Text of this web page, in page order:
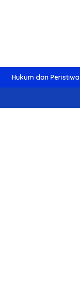
Hukum dan Peristiwa